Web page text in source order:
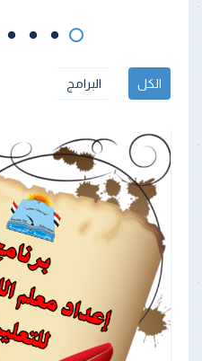
الكل البرامج